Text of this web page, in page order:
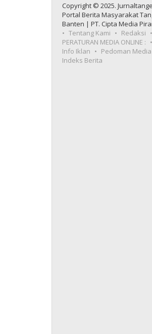
Copyright © 2025.
Portal Berita Masyarakat
Banten | PT. Cipta Media
Tentang Kami
Redaksi
PERATURAN MEDIA ONLINE :
Info Iklan
Pedoman
Indeks Berita